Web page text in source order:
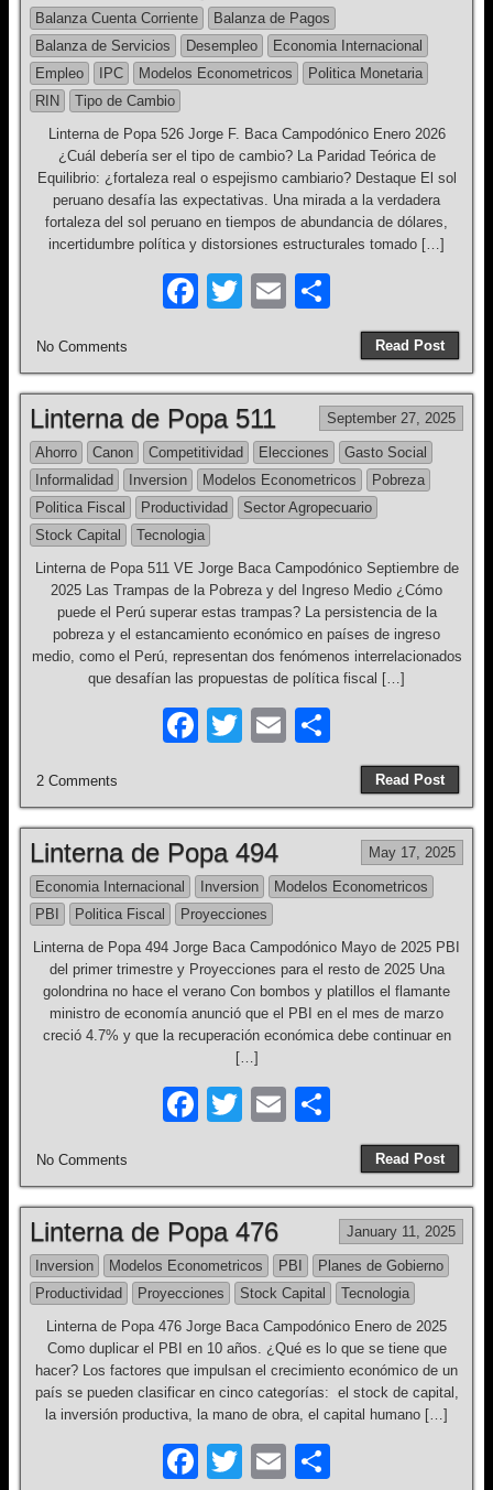
o
o
Balanza Cuenta Corriente
Balanza de Pagos
Balanza de Servicios
Desempleo
Economia Internacional
Empleo
IPC Modelos Econometricos
Politica Monetaria
RIN
Tipo de Cambio
Linterna de Popa 526 Jorge F. Baca Campodónico Enero 2026
¿Cuál debería ser el tipo de cambio? La Paridad Teórica de
Equilibrio: ¿fortaleza real o espejismo cambiario? Destaque El sol
peruano desafía las expectativas. Una mirada a la verdadera
fortaleza del sol peruano en tiempos de abundancia de dólares,
incertidumbre política y distorsiones estructurales tomado […]
F
e
b
o
o
k
T
er
E
ar
e
Read Post
No Comments
Linterna de Popa 511 September 27, 2025
Ahorro Canon Competitividad Elecciones
Gasto Social
Informalidad
Inversion Modelos Econometricos
Pobreza
Politica Fiscal
Productividad
Sector Agropecuario
Stock Capital
Tecnologia
Linterna de Popa 511 VE Jorge Baca Campodónico Septiembre de
2025 Las Trampas de la Pobreza y del Ingreso Medio ¿Cómo
puede el Perú superar estas trampas? La persistencia de la
pobreza y el estancamiento económico en países de ingreso
medio, como el Perú, representan dos fenómenos interrelacionados
que desafían las propuestas de política fiscal […]
F
e
b
o
o
k
T
er
E
ar
e
Read Post
2 Comments
Linterna de Popa 494 May 17, 2025
Economia Internacional Inversion
Modelos Econometricos
PBI
Politica Fiscal
Proyecciones
Linterna de Popa 494 Jorge Baca Campodónico Mayo de 2025 PBI
del primer trimestre y Proyecciones para el resto de 2025 Una
golondrina no hace el verano Con bombos y platillos el flamante
ministro de economía anunció que el PBI en el mes de marzo
creció 4.7% y que la recuperación económica debe continuar en
[…]
F
e
b
o
o
k
T
er
E
ar
e
Read Post
No Comments
Linterna de Popa 476 January 11, 2025
Inversion Modelos Econometricos PBI
Planes de Gobierno
Productividad
Proyecciones Stock Capital
Tecnologia
Linterna de Popa 476 Jorge Baca Campodónico Enero de 2025
Como duplicar el PBI en 10 años. ¿Qué es lo que se tiene que
hacer? Los factores que impulsan el crecimiento económico de un
país se pueden clasificar en cinco categorías: el stock de capital,
la inversión productiva, la mano de obra, el capital humano […]
F
T
E